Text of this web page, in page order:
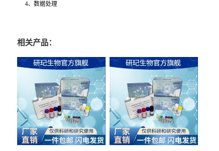
4、数据处理
相关产品：